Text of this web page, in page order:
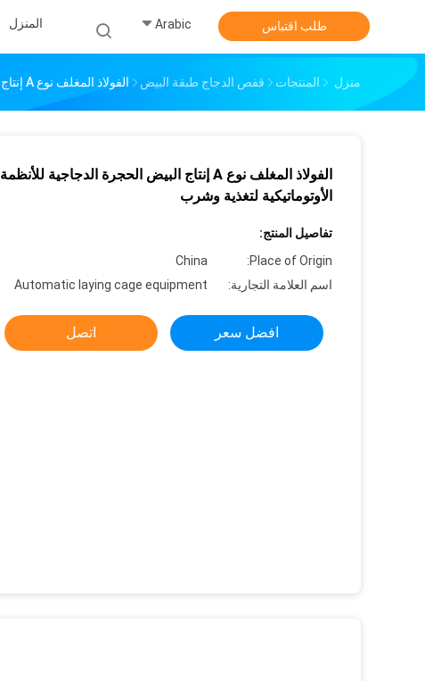
المنزل Arabic طلب اقتباس
منزل المنتجات قفص الدجاج طبقة البيض الفولاذ المغلف نوع A إنتاج البيض الحجرة الدجاجية للأنظمة الأوتوماتيكية لتغذية وشرب
الفولاذ المغلف نوع A إنتاج البيض الحجرة الدجاجية للأنظمة
الأوتوماتيكية لتغذية وشرب
تفاصيل المنتج:
Place of Origin:
China
اسم العلامة التجارية:
Automatic laying cage equipment
افضل سعر اتصل